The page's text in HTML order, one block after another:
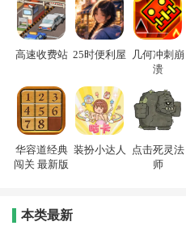
高速收费站 25时便利屋
几何冲刺崩
溃
华容道经典
闯关 最新版
装扮小达人
点击死灵法
师
本类最新